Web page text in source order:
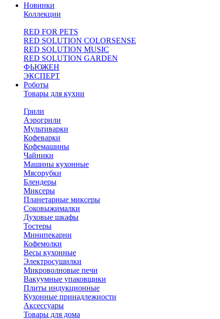
Новинки
Коллекции
RED FOR PETS
RED SOLUTION COLORSENSE
RED SOLUTION MUSIC
RED SOLUTION GARDEN
ФЬЮЖЕН
ЭКСПЕРТ
Роботы
Товары для кухни
Грили
Аэрогрили
Мультиварки
Кофеварки
Кофемашины
Чайники
Машины кухонные
Мясорубки
Блендеры
Миксеры
Планетарные миксеры
Соковыжималки
Духовые шкафы
Тостеры
Минипекарни
Кофемолки
Весы кухонные
Электросушилки
Микроволновые печи
Вакуумные упаковщики
Плиты индукционные
Кухонные принадлежности
Аксессуары
Товары для дома